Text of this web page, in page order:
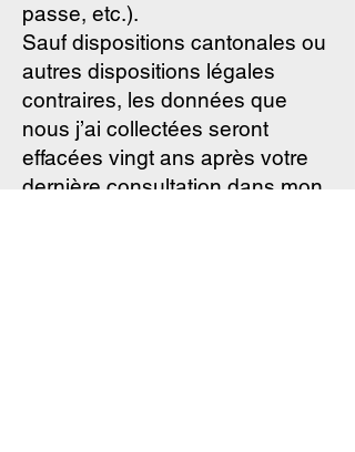
passe, etc.).
Sauf dispositions cantonales ou
autres dispositions légales
contraires, les données que
nous j’ai collectées seront
effacées vingt ans après votre
dernière consultation dans mon